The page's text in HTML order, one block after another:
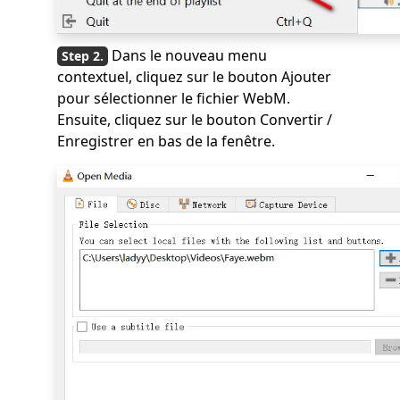
Dans le nouveau menu
contextuel, cliquez sur le bouton Ajouter
pour sélectionner le fichier WebM.
Ensuite, cliquez sur le bouton Convertir /
Enregistrer en bas de la fenêtre.